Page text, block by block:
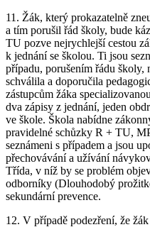
11. Žák, který prokazatelně
a tím porušil řád školy, bude
TU pozve nejrychlejší cestou
k jednání se školou. Ti jsou
případu, porušením řádu
schválila a doporučila
zástupcům žáka
dva zápisy z jednání, jeden
ve škole. Škola nabídne
pravidelné schůzky R + TU,
seznámeni s případem a jsou
přechovávání a užívání
Třída, v níž by se problém
odborníky (Dlouhodobý
sekundární prevence.
12. V případě podezření, že